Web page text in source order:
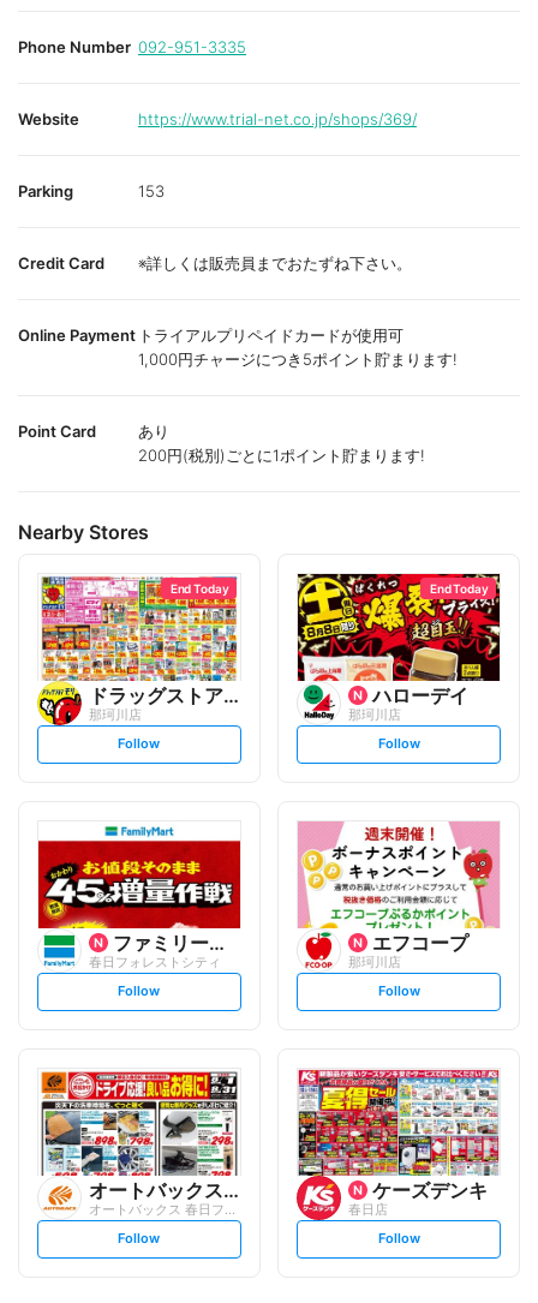
Phone Number 092-951-3335
Website https://www.trial-net.co.jp/shops/369/
Parking 153
Credit Card ※詳しくは販売員までおたずね下さい。
Online Payment トライアルプリペイドカードが使用可
1,000円チャージにつき5ポイント貯まります!
Point Card
あり
200円(税別)ごとに1ポイント貯まります!
Nearby Stores
End Today
ドラッグストアモリ
那珂川店
s
t
o
Follow
End Today
ハローデイ
那珂川店
s
t
o
w
Follow
ファミリーマート
春日フォレストシティ
s
t
l
o
w
Follow
エフコープ
那珂川店
s
t
l
o
w
Follow
オートバックスグループ
s
t
Follow
ケーズデンキ
春日店
s
t
Follow